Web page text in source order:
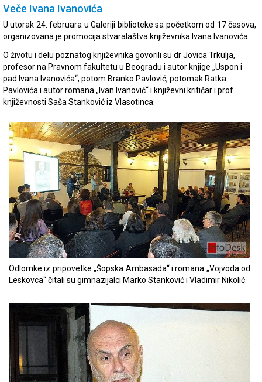
Veče Ivana Ivanovića
U utorak 24. februara u Galeriji biblioteke sa početkom od 17 časova,
organizovana je promocija stvaralaštva književnika Ivana Ivanovića.
O životu i delu poznatog književnika govorili su dr Jovica Trkulja,
profesor na Pravnom fakultetu u Beogradu i autor knjige „Uspon i
pad Ivana Ivanovića“, potom Branko Pavlović, potomak Ratka
Pavlovića i autor romana „Ivan Ivanović“ i književni kritičar i prof.
književnosti Saša Stanković iz Vlasotinca.
Odlomke iz pripovetke „Šopska Ambasada“ i romana „Vojvoda od
Leskovca“ čitali su gimnazijalci Marko Stanković i Vladimir Nikolić.